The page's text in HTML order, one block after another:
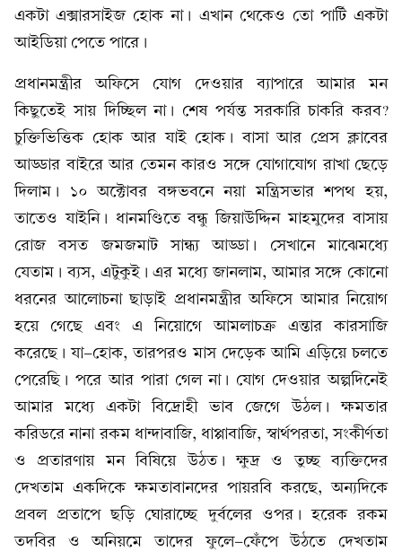
একটা এক্সারসাইজ হোক না। এখান থেকেও তো পার্টি একটা
আইডিয়া পেতে পারে।
প্রধানমন্ত্রীর অফিসে যোগ দেওয়ার ব্যাপারে আমার মন
কিছুতেই সায় দিচ্ছিল না। শেষ পর্যন্ত সরকারি চাকরি করব?
চুক্তিভিত্তিক হোক আর যাই হোক। বাসা আর প্রেস ক্লাবের
আড্ডার বাইরে আর তেমন কারও সঙ্গে যোগাযোগ রাখা ছেড়ে
দিলাম। ১০ অক্টোবর বঙ্গভবনে নয়া মন্ত্রিসভার শপথ হয়,
তাতেও যাইনি। ধানমণ্ডিতে বন্ধু জিয়াউদ্দিন মাহমুদের বাসায়
রোজ বসত জমজমাট সান্ধ্য আড্ডা। সেখানে মাঝেমধ্যে
যেতাম। ব্যস, এটুকুই। এর মধ্যে জানলাম, আমার সঙ্গে কোনো
ধরনের আলোচনা ছাড়াই প্রধানমন্ত্রীর অফিসে আমার নিয়োগ
হয়ে গেছে এবং এ নিয়োগে আমলাচক্র এন্তার কারসাজি
করেছে। যা-হোক, তারপরও মাস দেড়েক আমি এড়িয়ে চলতে
পেরেছি। পরে আর পারা গেল না। যোগ দেওয়ার অল্পদিনেই
আমার মধ্যে একটা বিদ্রোহী ভাব জেগে উঠল। ক্ষমতার
করিডরে নানা রকম ধান্দাবাজি, ধাপ্পাবাজি, স্বার্থপরতা, সংকীর্ণতা
ও প্রতারণায় মন বিষিয়ে উঠত। ক্ষুদ্র ও তুচ্ছ ব্যক্তিদের
দেখতাম একদিকে ক্ষমতাবানদের পায়রবি করছে, অন্যদিকে
প্রবল প্রতাপে ছড়ি ঘোরাচ্ছে দুর্বলের ওপর। হরেক রকম
তদবির ও অনিয়মে তাদের ফুলে-ফেঁপে উঠতে দেখতাম